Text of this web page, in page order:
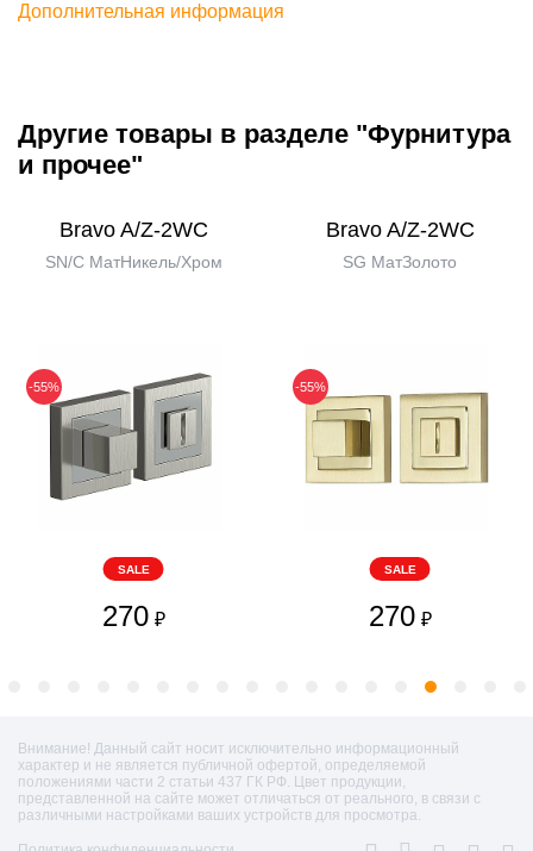
Дополнительная информация
Другие товары в разделе "Фурнитура
и прочее"
Bravo A/Z-2WC
SN/C МатНикель/Хром
-55%
SALE
270 ₽
Bravo A/Z-2WC
SG МатЗолото
-55%
SALE
270 ₽
Внимание! Данный сайт носит исключительно информационный
характер и не является публичной офертой, определяемой
положениями части 2 статьи 437 ГК РФ. Цвет продукции,
представленной на сайте может отличаться от реального, в связи с
различными настройками ваших устройств для просмотра.